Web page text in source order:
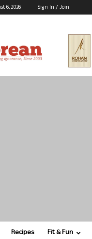
6, 2026 Sign In / Join
Recipes Fit & Fun